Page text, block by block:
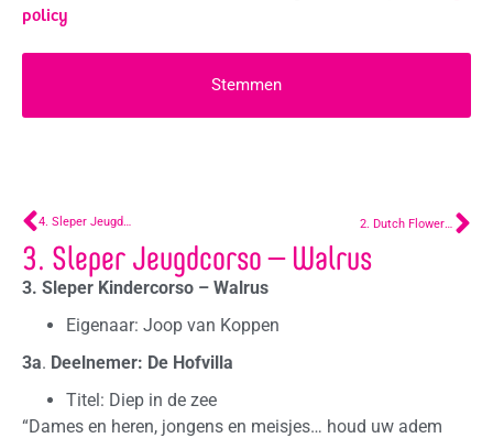
4. Sleper Jeugdcorso – Hummer 2. Dutch Flower Group
3. Sleper Jeugdcorso – Walrus
3. Sleper Kindercorso – Walrus
Eigenaar: Joop van Koppen
3a. Deelnemer: De Hofvilla
Titel: Diep in de zee
“Dames en heren, jongens en meisjes… houd uw adem
policy
Stemmen